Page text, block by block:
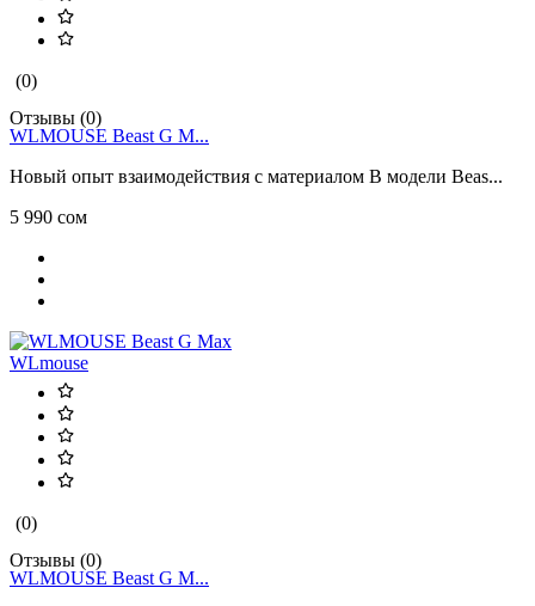
(0)
Отзывы (0)
WLMOUSE Beast G M...
Новый опыт взаимодействия с материалом В модели Beas...
5 990 сом
WLmouse
(0)
Отзывы (0)
WLMOUSE Beast G M...